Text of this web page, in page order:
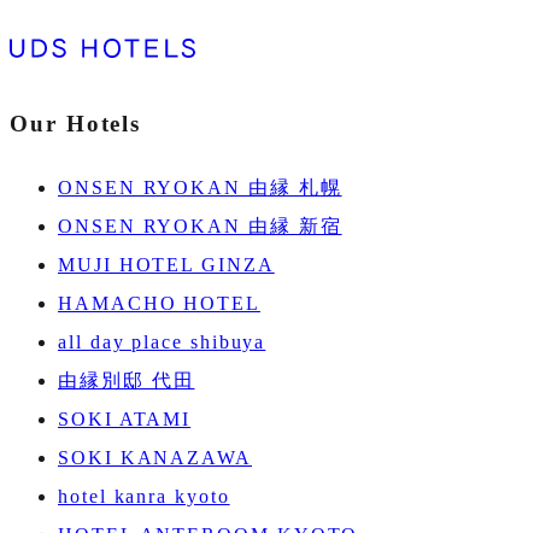
Our Hotels
ONSEN RYOKAN 由縁 札幌
ONSEN RYOKAN 由縁 新宿
MUJI HOTEL GINZA
HAMACHO HOTEL
all day place shibuya
由縁別邸 代田
SOKI ATAMI
SOKI KANAZAWA
hotel kanra kyoto